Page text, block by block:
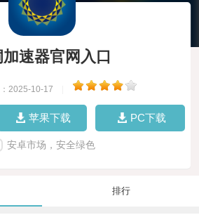
速器官网入口
2025-10-17
苹果下载 PC下载
安卓市场，安全绿色
排行